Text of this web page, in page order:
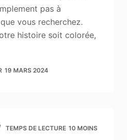
pas à
vous recherchez.
histoire soit colorée,
19 MARS 2024
TEMPS DE LECTURE 10 MOINS